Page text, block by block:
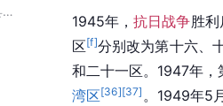
芍药标本在中国的县级分布
1945年，抗日战争胜利
区[f]分别改为第十六、
和二十一区。1947年
湾区[36][37] 。1949年5